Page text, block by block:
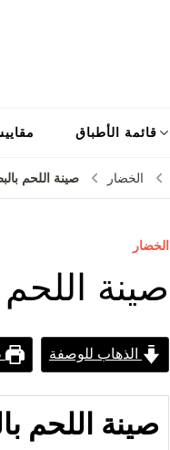
قائمة الأطباق
الخضار صينة اللحم
الخضار
صينة
الذهاب للوصفة
صينة اللحم